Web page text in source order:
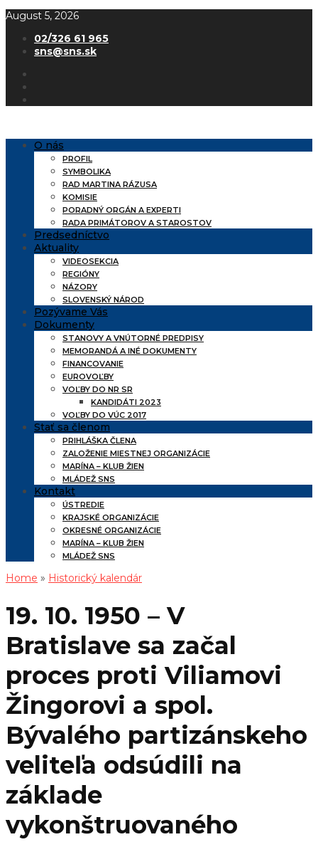
August 5, 2026
02/326 61 965
sns@sns.sk
O nás
PROFIL
SYMBOLIKA
RAD MARTINA RÁZUSA
KOMISIE
PORADNÝ ORGÁN A EXPERTI
RADA PRIMÁTOROV A STAROSTOV
Predsedníctvo
Aktuality
VIDEOSEKCIA
REGIÓNY
NÁZORY
SLOVENSKÝ NÁROD
Pozývame Vás
Dokumenty
STANOVY A VNÚTORNÉ PREDPISY
MEMORANDÁ A INÉ DOKUMENTY
FINANCOVANIE
EUROVOĽBY
VOĽBY DO NR SR
KANDIDÁTI 2023
VOĽBY DO VÚC 2017
Stať sa členom
PRIHLÁŠKA ČLENA
ZALOŽENIE MIESTNEJ ORGANIZÁCIE
MARÍNA – KLUB ŽIEN
MLÁDEŽ SNS
Kontakt
ÚSTREDIE
KRAJSKÉ ORGANIZÁCIE
OKRESNÉ ORGANIZÁCIE
MARÍNA – KLUB ŽIEN
MLÁDEŽ SNS
Home » Historický kalendár
19. 10. 1950 – V
Bratislave sa začal
proces proti Viliamovi
Žingorovi a spol.
Bývalého partizánskeho
veliteľa odsúdili na
základe
vykonštruovaného